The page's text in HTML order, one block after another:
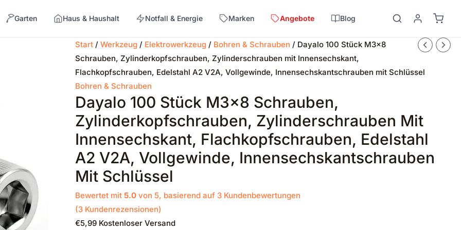
Garten Haus & Haushalt Notfall & Energie Marken Angebote Blog
→
Start/ Werkzeug/ Elektrowerkzeug/ Bohren & Schrauben / Dayalo 100 Stück M3x8
Schrauben, Zylinderkopfschrauben, Zylinderschrauben mit Innensechskant,
Flachkopfschrauben, Edelstahl A2 V2A, Vollgewinde, Innensechskantschrauben mit Schlüssel
Bohren & Schrauben
Dayalo 100 Stück M3x8 Schrauben,
Zylinderkopfschrauben, Zylinderschrauben Mit
Innensechskant, Flachkopfschrauben, Edelstahl
A2 V2A, Vollgewinde, Innensechskantschrauben
Mit Schlüssel
Bewertet mit 5.0von 5, basierend auf 3Kundenbewertungen
(3Kundenrezensionen)
€5,99 Kostenloser Versand